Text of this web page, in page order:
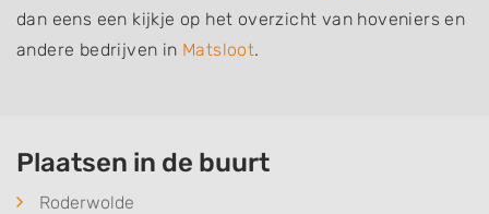
dan eens een kijkje op het overzicht van hoveniers en
andere bedrijven in Matsloot.
Plaatsen in de buurt
Roderwolde